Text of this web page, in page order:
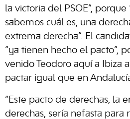
la victoria del PSOE”,
sabemos cuál es, una
extrema derecha”. El
“ya tienen hecho el pacto”,
venido Teodoro aquí a Ibiza
pactar igual que en
“Este pacto de derechas, la
derechas, sería nefasta para